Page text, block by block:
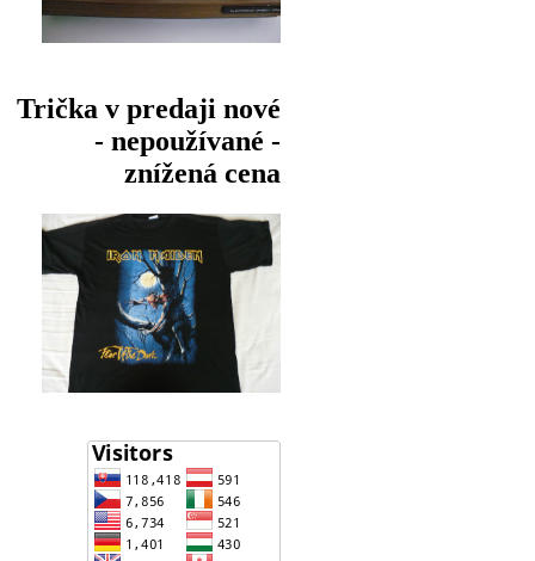
Trička v predaji nové
- nepoužívané -
znížená cena